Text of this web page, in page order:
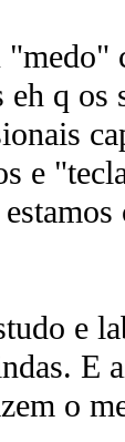
"medo"
eh q os
e
e
E
o